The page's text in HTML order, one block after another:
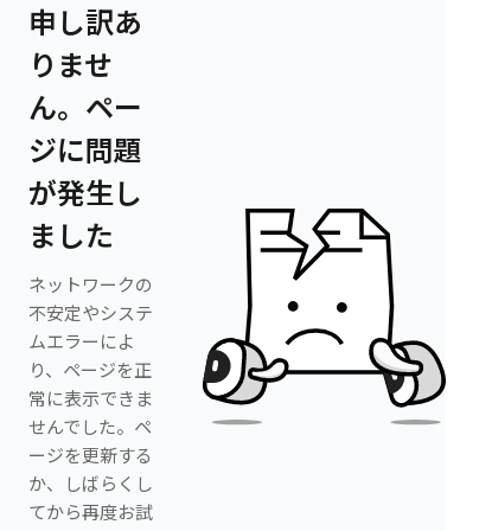
申し訳あ
りませ
ん。ペー
ジに問題
が発生し
ました
ネットワークの
不安定やシステ
ムエラーによ
り、ページを正
常に表示できま
せんでした。ペ
ージを更新する
か、しばらくし
てから再度お試